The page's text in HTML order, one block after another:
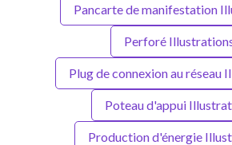
Pancarte de manifestation
Perforé
Plug de connexion au réseau
Poteau d'appui
Production d'énergie